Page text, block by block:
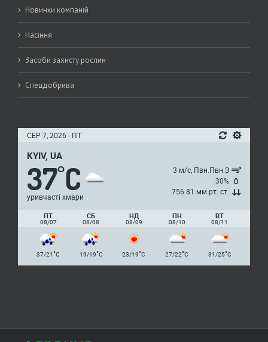
Новинки компаній
Насіння
Засоби захисту рослин
Спецдобрива
СЕР 7, 2026 - ПТ
KYIV, UA
37°C
уривчасті хмари
3 м/с, Пвн.Пвн.З
30%
756.81 мм рт. ст.
ПТ
08/07
СБ
08/08
НД
08/09
ПН
08/10
ВТ
08/11
37/21°C 19/19°C 23/19°C 27/22°C 31/25°C